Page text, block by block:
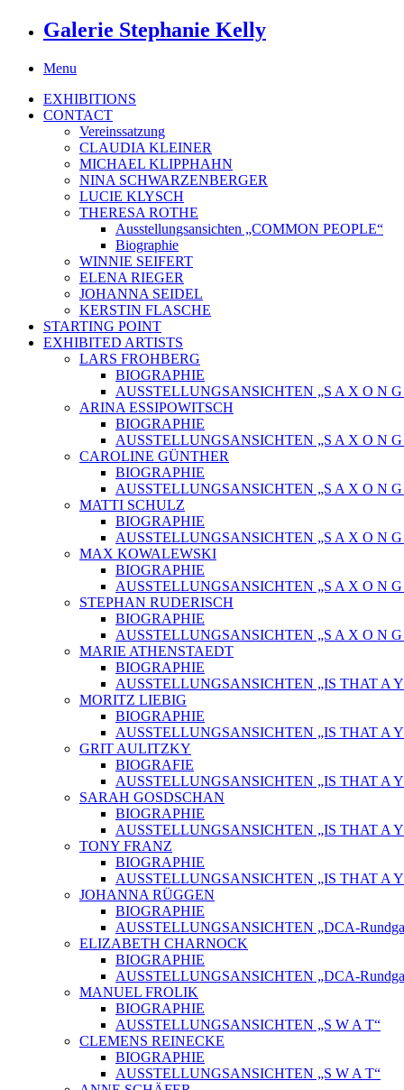
Galerie Stephanie Kelly
Menu
EXHIBITIONS
CONTACT
Vereinssatzung
CLAUDIA KLEINER
MICHAEL KLIPPHAHN
NINA SCHWARZENBERGER
LUCIE KLYSCH
THERESA ROTHE
Ausstellungsansichten „COMMON PEOPLE“
Biographie
WINNIE SEIFERT
ELENA RIEGER
JOHANNA SEIDEL
KERSTIN FLASCHE
STARTING POINT
EXHIBITED ARTISTS
LARS FROHBERG
BIOGRAPHIE
AUSSTELLUNGSANSICHTEN „S A X O N
ARINA ESSIPOWITSCH
BIOGRAPHIE
AUSSTELLUNGSANSICHTEN „S A X O N
CAROLINE GÜNTHER
BIOGRAPHIE
AUSSTELLUNGSANSICHTEN „S A X O N
MATTI SCHULZ
BIOGRAPHIE
AUSSTELLUNGSANSICHTEN „S A X O N
MAX KOWALEWSKI
BIOGRAPHIE
AUSSTELLUNGSANSICHTEN „S A X O N
STEPHAN RUDERISCH
BIOGRAPHIE
AUSSTELLUNGSANSICHTEN „S A X O N
MARIE ATHENSTAEDT
BIOGRAPHIE
AUSSTELLUNGSANSICHTEN „IS THAT A
MORITZ LIEBIG
BIOGRAPHIE
AUSSTELLUNGSANSICHTEN „IS THAT A
GRIT AULITZKY
BIOGRAFIE
AUSSTELLUNGSANSICHTEN „IS THAT A
SARAH GOSDSCHAN
BIOGRAPHIE
AUSSTELLUNGSANSICHTEN „IS THAT A
TONY FRANZ
BIOGRAPHIE
AUSSTELLUNGSANSICHTEN „IS THAT A
JOHANNA RÜGGEN
BIOGRAPHIE
AUSSTELLUNGSANSICHTEN „DCA-
ELIZABETH CHARNOCK
BIOGRAPHIE
AUSSTELLUNGSANSICHTEN „DCA-
MANUEL FROLIK
BIOGRAPHIE
AUSSTELLUNGSANSICHTEN „S W A T“
CLEMENS REINECKE
BIOGRAPHIE
AUSSTELLUNGSANSICHTEN „S W A T“